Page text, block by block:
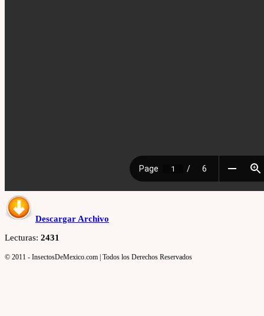
Descargar Archivo
Lecturas: 2431
© 2011 - InsectosDeMexico.com | Todos los Derechos Reservados